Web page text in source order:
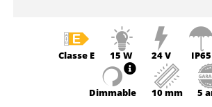
Classe E 15 W 24 V IP65
Dimmable 10 mm 5